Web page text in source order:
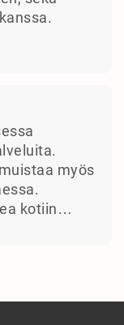
myös
kotiin…